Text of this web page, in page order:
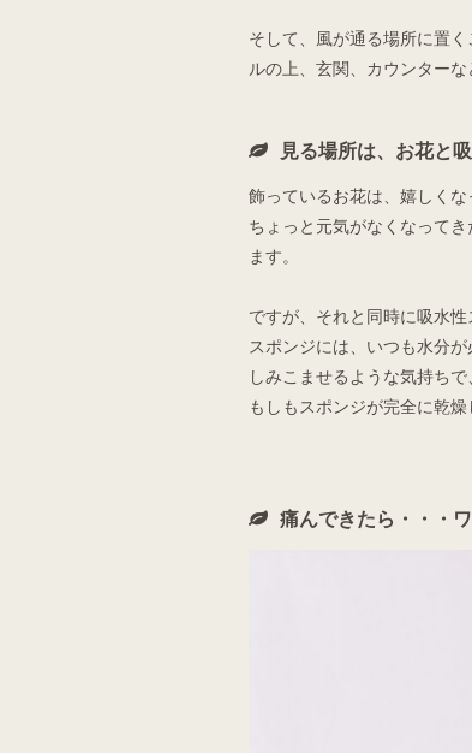
そして、風が通る場所に置
ルの上、玄関、カウンター
見る場所は、お花と
飾っているお花は、嬉しくな
ちょっと元気がなくなって
ます。
ですが、それと同時に吸水性
スポンジには、いつも水分
しみこませるような気持ち
もしもスポンジが完全に乾
痛んできたら・・・